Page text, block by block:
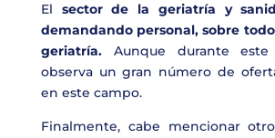
El sector de la geriatría y
demandando personal, sobre
geriatría.Aunque durante
observa un gran número de
en este campo.
Finalmente, cabe mencionar